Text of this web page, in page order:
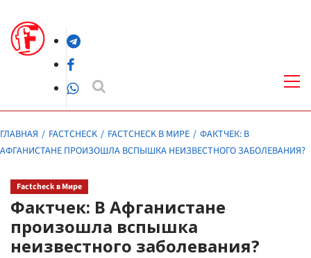
содержимомуTelegram
Facebook
WhatsApp
ГЛАВНАЯ FACTCHECK FACTCHECK В МИРЕ
ФАКТЧЕК: В
АФГАНИСТАНЕ ПРОИЗОШЛА ВСПЫШКА НЕИЗВЕСТНОГО ЗАБОЛЕВАНИЯ?
Factcheck в Мире
Фактчек: В Афганистане
произошла вспышка
неизвестного заболевания?